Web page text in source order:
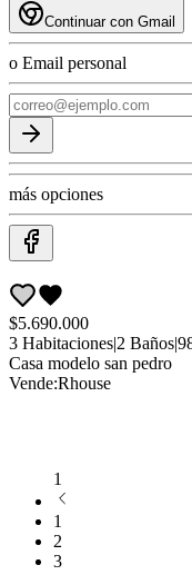
Continuar con Gmail
o Email personal
más opciones
$5.690.000
3 Habitaciones|2 Baños|
Casa modelo san pedro
Vende:Rhouse
1
1
2
3